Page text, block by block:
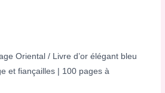
Oriental / Livre d’or élégant bleu
et fiançailles | 100 pages à